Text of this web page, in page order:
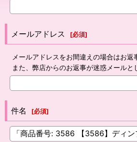
メールアドレス [必須]
メールアドレスをお間違えの場合はお返
また、弊店からのお返事が迷惑メール
件名 [必須]